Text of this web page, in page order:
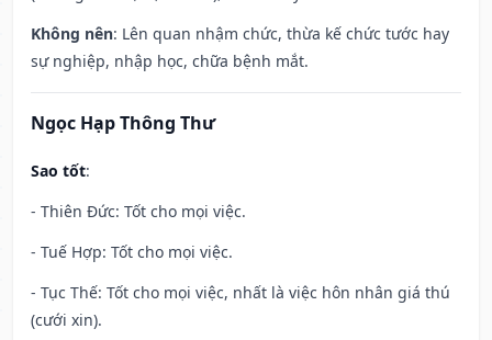
Không nên: Lên quan nhậm chức, thừa kế chức tước hay
sự nghiệp, nhập học, chữa bệnh mắt.
Ngọc Hạp Thông Thư
Sao tốt:
- Thiên Đức: Tốt cho mọi việc.
- Tuế Hợp: Tốt cho mọi việc.
- Tục Thế: Tốt cho mọi việc, nhất là việc hôn nhân giá thú
(cưới xin).